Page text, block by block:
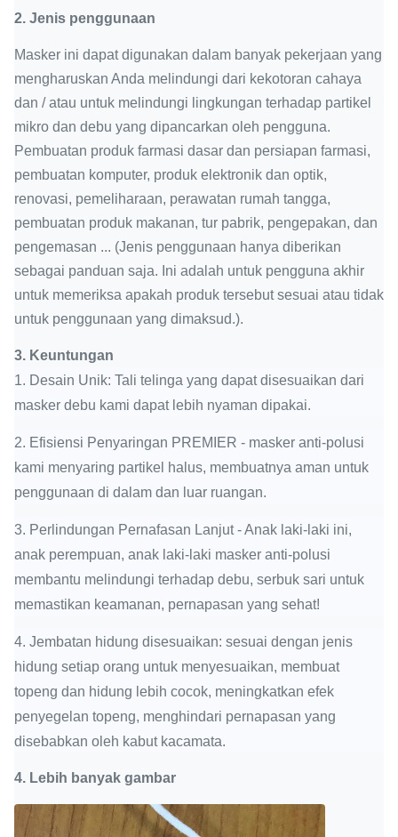
2. Jenis penggunaan
Masker ini dapat digunakan dalam banyak pekerjaan yang
mengharuskan Anda melindungi dari kekotoran cahaya
dan / atau untuk melindungi lingkungan terhadap partikel
mikro dan debu yang dipancarkan oleh pengguna.
Pembuatan produk farmasi dasar dan persiapan farmasi,
pembuatan komputer, produk elektronik dan optik,
renovasi, pemeliharaan, perawatan rumah tangga,
pembuatan produk makanan, tur pabrik, pengepakan, dan
pengemasan ... (Jenis penggunaan hanya diberikan
sebagai panduan saja. Ini adalah untuk pengguna akhir
untuk memeriksa apakah produk tersebut sesuai atau tidak
untuk penggunaan yang dimaksud.).
3. Keuntungan
1. Desain Unik: Tali telinga yang dapat disesuaikan dari
masker debu kami dapat lebih nyaman dipakai.
2. Efisiensi Penyaringan PREMIER - masker anti-polusi
kami menyaring partikel halus, membuatnya aman untuk
penggunaan di dalam dan luar ruangan.
3. Perlindungan Pernafasan Lanjut - Anak laki-laki ini,
anak perempuan, anak laki-laki masker anti-polusi
membantu melindungi terhadap debu, serbuk sari untuk
memastikan keamanan, pernapasan yang sehat!
4. Jembatan hidung disesuaikan: sesuai dengan jenis
hidung setiap orang untuk menyesuaikan, membuat
topeng dan hidung lebih cocok, meningkatkan efek
penyegelan topeng, menghindari pernapasan yang
disebabkan oleh kabut kacamata.
4. Lebih banyak gambar